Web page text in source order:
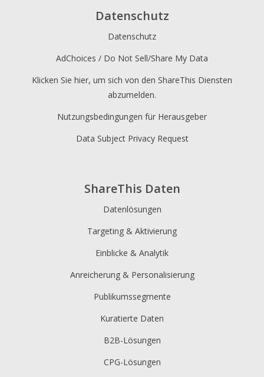
ShareThis Daten
Datenlösungen
Targeting & Aktivierung
Einblicke & Analytik
Anreicherung & Personalisierung
Publikumssegmente
Kuratierte Daten
B2B-Lösungen
CPG-Lösungen
Datenschutz
Datenschutz
AdChoices / Do Not Sell/Share My Data
Klicken Sie hier, um sich von den ShareThis Diensten
abzumelden.
Nutzungsbedingungen für Herausgeber
Data Subject Privacy Request